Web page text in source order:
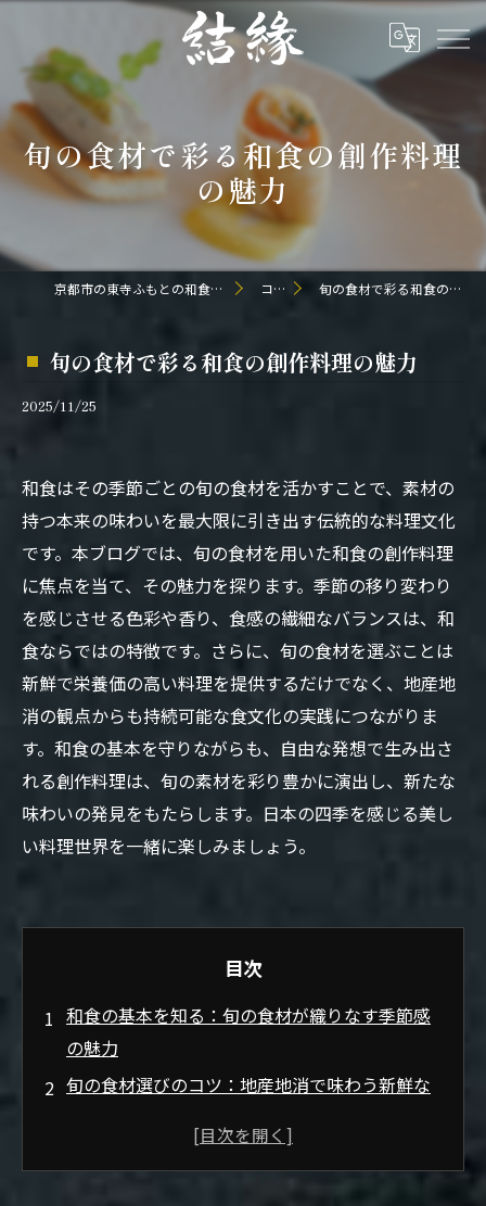
旬の食材で彩る和食の創作料理
の魅力
京都市の東寺ふもとの和食なら日本料理 結縁 コラム 旬の食材で彩る和食の創作料理の魅力
旬の食材で彩る和食の創作料理の魅力
2025/11/25
和食はその季節ごとの旬の食材を活かすことで、素材の
持つ本来の味わいを最大限に引き出す伝統的な料理文化
です。本ブログでは、旬の食材を用いた和食の創作料理
に焦点を当て、その魅力を探ります。季節の移り変わり
を感じさせる色彩や香り、食感の繊細なバランスは、和
食ならではの特徴です。さらに、旬の食材を選ぶことは
新鮮で栄養価の高い料理を提供するだけでなく、地産地
消の観点からも持続可能な食文化の実践につながりま
す。和食の基本を守りながらも、自由な発想で生み出さ
れる創作料理は、旬の素材を彩り豊かに演出し、新たな
味わいの発見をもたらします。日本の四季を感じる美し
い料理世界を一緒に楽しみましょう。
目次
和食の基本を知る：旬の食材が織りなす季節感
の魅力
旬の食材選びのコツ：地産地消で味わう新鮮な
素材の個性を引き出す技術：伝統と創作の絶妙